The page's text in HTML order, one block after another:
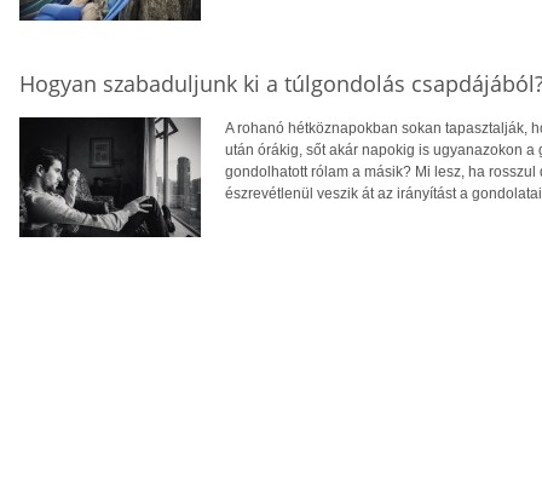
Hogyan szabaduljunk ki a túlgondolás
A rohanó hétköznapokban sokan tapasztalják,
után órákig, sőt akár napokig is ugyanazokon
gondolhatott rólam a másik? Mi lesz, ha
észrevétlenül veszik át az irányítást a